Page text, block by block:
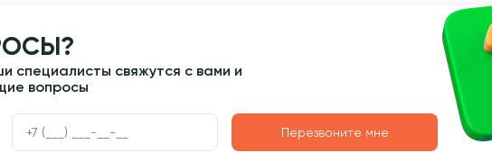
специалисты свяжутся с вами и
вопросы
Перезвоните мне